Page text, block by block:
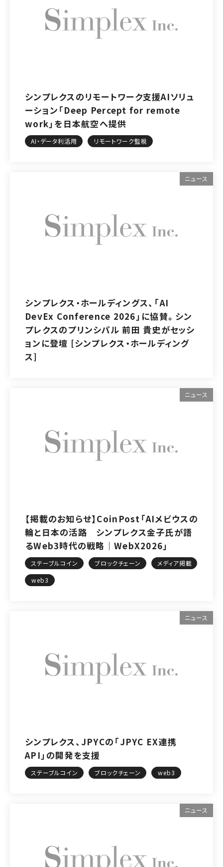
シンプレクスのリモートワーク支援AIソリュ
ーション「Deep Percept for remote
work」を日本航空へ提供
AI・データ利活用 リモートワーク監視
ニュース
シンプレクス・ホールディングス、「AI
DevEx Conference 2026」に協賛。シン
プレクスのプリンシパル 前田 貴史がセッシ
ョンに登壇 [シンプレクス・ホールディング
ス]
ニュース
【掲載のお知らせ】CoinPost「AIメビウスの
輪と日本の活路 シンプレクス金子氏が語
るWeb3時代の戦略｜WebX2026」
ステーブルコイン ブロックチェーン
メディア掲載
web3
ニュース
シンプレクス、JPYCの「JPYC EX連携
API」の開発を支援
ステーブルコイン ブロックチェーン web3
ニュース